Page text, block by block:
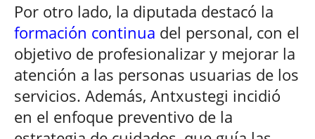
Por otro lado, la diputada destacó la
formación continua del personal, con el
objetivo de profesionalizar y mejorar la
atención a las personas usuarias de los
servicios. Además, Antxustegi incidió
en el enfoque preventivo de la